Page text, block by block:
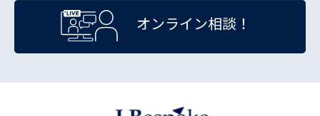
オンライン相談！